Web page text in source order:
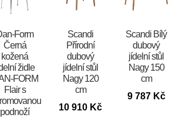
Form
Černá
kožená
židle
FORM
Flair s
podnoží
Scandi
Přírodní
dubový
jídelní stůl
Nagy 120
cm
10 910 Kč
Scandi Bílý
dubový
jídelní stůl
Nagy 150
cm
9 787 Kč